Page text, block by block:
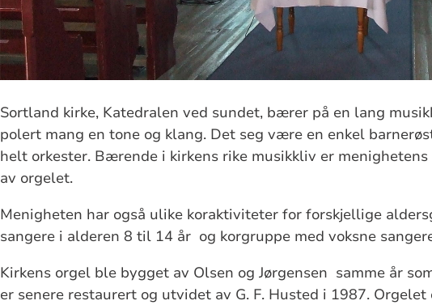
Sortland kirke, Katedralen ved sundet, bærer på en lang
polert mang en tone og klang. Det seg være en enkel
helt orkester. Bærende i kirkens rike musikkliv er
av orgelet.
Menigheten har også ulike koraktiviteter for forskjellige
sangere i alderen 8 til 14 år og korgruppe med voksne
Kirkens orgel ble bygget av Olsen og Jørgensen samme år
er senere restaurert og utvidet av G. F. Husted i 1987.